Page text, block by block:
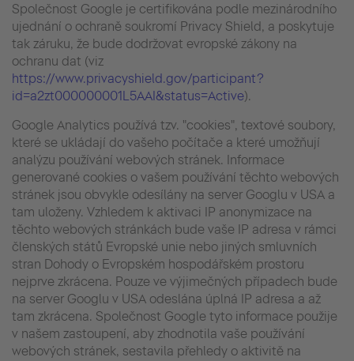
Společnost Google je certifikována podle mezinárodního
ujednání o ochraně soukromí Privacy Shield, a poskytuje
tak záruku, že bude dodržovat evropské zákony na
ochranu dat (viz
https://www.privacyshield.gov/participant?
id=a2zt000000001L5AAI&status=Active).
Google Analytics používá tzv. "cookies", textové soubory,
které se ukládají do vašeho počítače a které umožňují
analýzu používání webových stránek. Informace
generované cookies o vašem používání těchto webových
stránek jsou obvykle odesílány na server Googlu v USA a
tam uloženy. Vzhledem k aktivaci IP anonymizace na
těchto webových stránkách bude vaše IP adresa v rámci
členských států Evropské unie nebo jiných smluvních
stran Dohody o Evropském hospodářském prostoru
nejprve zkrácena. Pouze ve výjimečných případech bude
na server Googlu v USA odeslána úplná IP adresa a až
tam zkrácena. Společnost Google tyto informace použije
v našem zastoupení, aby zhodnotila vaše používání
webových stránek, sestavila přehledy o aktivitě na